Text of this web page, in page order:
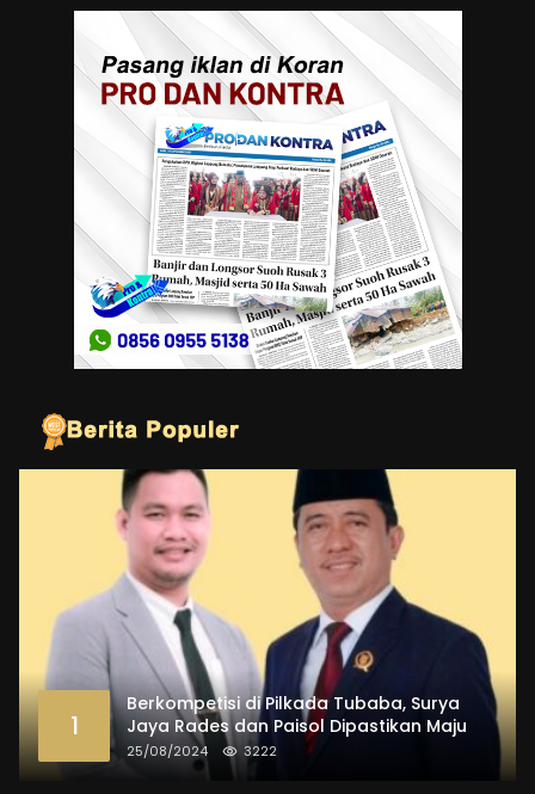
1
Berkompetisi di Pilkada Tubaba, Surya
Jaya Rades dan Paisol Dipastikan Maju
25/08/2024 3222